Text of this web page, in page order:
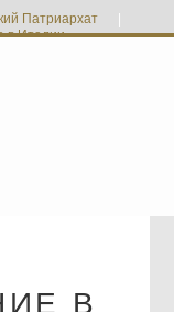
Патриархат
в Италии
В